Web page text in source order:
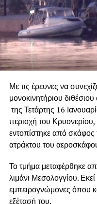
Με τις έρευνες να
μονοκινητήριου
της Τετάρτης 16
περιοχή του
εντοπίστηκε από σκάφος
ατράκτου του
Το τμήμα μεταφέρθηκε
λιμάνι Μεσολογγίου.
εμπειρογνώμονες όπου
εξέτασή του.